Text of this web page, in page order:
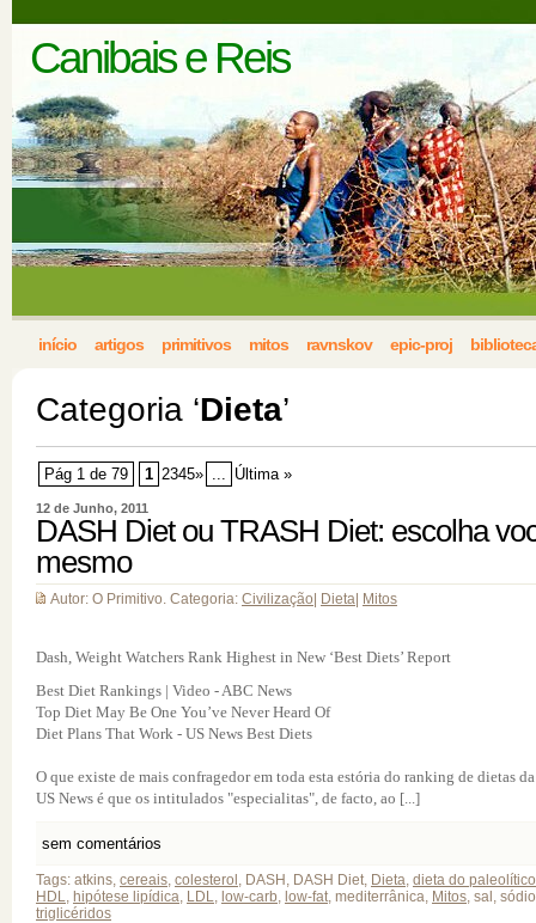
Canibais e Reis
início artigos primitivos mitos ravnskov epic-proj
Categoria ‘Dieta’
Pág 1 de 79 1 2345» ... Última »
12 de Junho, 2011
DASH Diet ou TRASH Diet: escolha
mesmo
Autor: O Primitivo. Categoria: Civilização Dieta Mitos
Dash, Weight Watchers Rank Highest in New ‘Best Diets’ Report
Best Diet Rankings | Video - ABC News
Top Diet May Be One You’ve Never Heard Of
Diet Plans That Work - US News Best Diets
O que existe de mais confragedor em toda esta estória do ranking de dietas da
US News é que os intitulados "especialitas", de facto, ao [...]
sem comentários
Tags: atkins, cereais, colesterol , DASH, DASH Diet, Dieta, dieta do paleolítico
HDL, hipótese lipídica, LDL, low-carb, low-fat, mediterrânica, Mitos, sal,
triglicéridos